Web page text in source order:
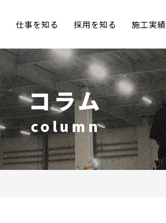
仕事を知る 採用を知る 施工実績
コラム
column